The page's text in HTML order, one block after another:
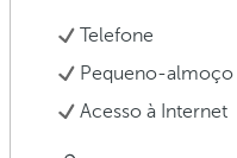
Telefone
Pequeno-
Acesso à Internet